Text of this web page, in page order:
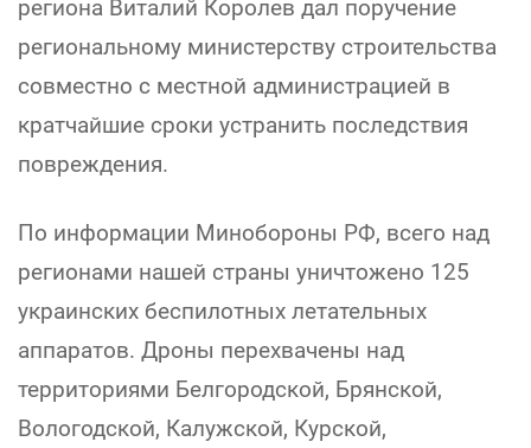
региона Виталий Королев дал поручение
региональному министерству строительства
совместно с местной администрацией в
кратчайшие сроки устранить последствия
повреждения.
По информации Минобороны РФ, всего над
регионами нашей страны уничтожено 125
украинских беспилотных летательных
аппаратов. Дроны перехвачены над
территориями Белгородской, Брянской,
Вологодской, Калужской, Курской,